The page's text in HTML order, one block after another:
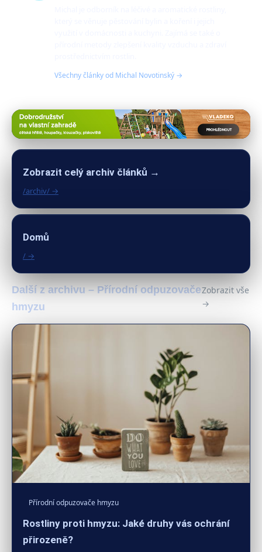
Všechny články od Michal Novotinský →
Zobrazit celý archiv článků →
/archiv/ →
Domů
/ →
Další z archivu – Přírodní odpuzovače
hmyzu
Zobrazit vše
→
Přírodní odpuzovače hmyzu
Rostliny proti hmyzu: Jaké druhy vás ochrání
přirozeně?